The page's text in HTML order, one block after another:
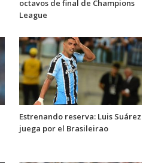
octavos de final de Champions
League
Estrenando reserva: Luis Suárez
juega por el Brasileirao